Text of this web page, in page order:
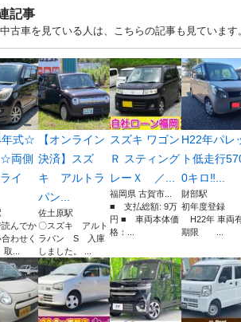
記事
車を見ている人は、こちらの記事も見ています
年式☆
☆両側
イ
んでか
わせく
...
【オンライン
決済】スズ
キ アルトラ
パン...
佐土原駅
〇スズキ アルト
ラパン S 入庫
しました。 ...
スズキ ワゴン
Ｒ スティング
レーＸ ／...
福岡県 古賀市...
■ 支払総額: 9万
円 ■ 車両本体価
格：...
H22年パレ
ト低走行
0キロ‼...
財部駅
初年度登
H22年 車両
期限 ...